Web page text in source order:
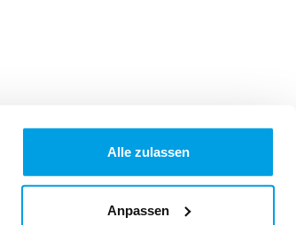
Alle zulassen
Anpassen